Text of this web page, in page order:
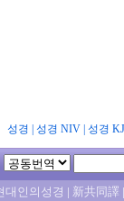
성경 성경 NIV| 성경
대인의성경 | 新共同譯